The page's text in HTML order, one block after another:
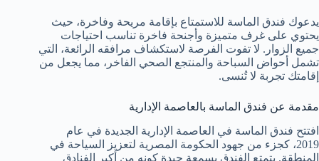
يدعوك فندق الماسة للاستمتاع بإقامة مريحة وفاخرة، حيث
يحتوي على غرف متميزة وأجنحة فاخرة تناسب احتياجات
جميع الزوار. لا تفوت الفرصة لاستكشاف مرافقه الرائعة، التي
تشمل أحواض السباحة والمنتجع الصحي الفاخر، مما يجعل من
إقامتك تجربة لا تُنسى.
مقدمة عن فندق الماسة بالعاصمة الإدارية
افتتح فندق الماسة في العاصمة الإدارية الجديدة في عام
2019، كجزء من جهود الحكومة المصرية لتعزيز السياحة في
المنطقة. يتمتع الفندق بسمعة جيدة كونه من أكبر الفنادق